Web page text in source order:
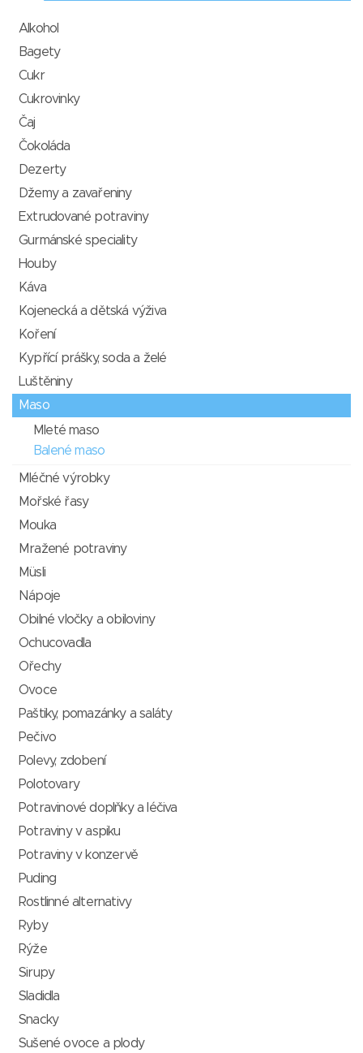
Alkohol
Bagety
Cukr
Cukrovinky
Čaj
Čokoláda
Dezerty
Džemy a zavařeniny
Extrudované potraviny
Gurmánské speciality
Houby
Káva
Kojenecká a dětská výživa
Koření
Kypřící prášky, soda a želé
Luštěniny
Maso
Mleté maso
Balené maso
Mléčné výrobky
Mořské řasy
Mouka
Mražené potraviny
Müsli
Nápoje
Obilné vločky a obiloviny
Ochucovadla
Ořechy
Ovoce
Paštiky, pomazánky a saláty
Pečivo
Polevy, zdobení
Polotovary
Potravinové doplňky a léčiva
Potraviny v aspiku
Potraviny v konzervě
Puding
Rostlinné alternativy
Ryby
Rýže
Sirupy
Sladidla
Snacky
Sušené ovoce a plody